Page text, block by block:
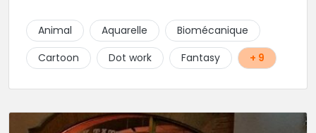
et les animaux trop mignons avec des yeux qui
mangent ton âme. Mais j’aime aussi l’ornemental, le
floral, le lettering ou tout autre projet. Bref, si t’es
sympa et que ce que tu vois sur ce site te plait,
chouette Tattoo
Animal Aquarelle
Biomécanique
Cartoon
Dot work Fantasy + 9